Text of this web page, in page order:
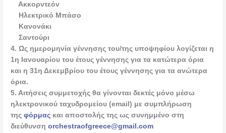
Ακκορντεόν
Ηλεκτρικό Mπάσο
Κανονάκι
Σαντούρι
4. Ως ημερομηνία γέννησης του/της υποψηφίου λογίζεται η
1η Ιανουαρίου του έτους γέννησης για τα κατώτερα όρια
και η 31η Δεκεμβρίου του έτους γέννησης για τα ανώτερα
όρια.
5. Αιτήσεις συμμετοχής θα γίνονται δεκτές μόνο μέσω
ηλεκτρονικού ταχυδρομείου (email) με συμπλήρωση
τηςφόρμας και αποστολής της ως συνημμένο στη
διεύθυνσηorchestraofgreece@gmail.com